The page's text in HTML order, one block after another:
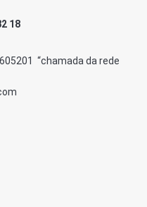
18
“chamada da rede